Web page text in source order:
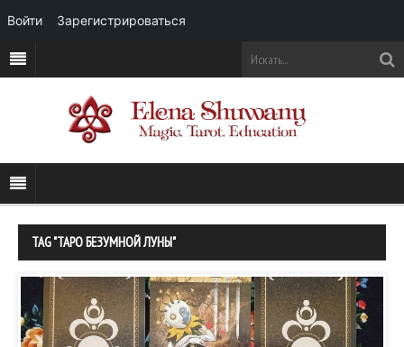
TAG "ТАРО БЕЗУМНОЙ ЛУНЫ"
Войти Зарегистрироваться